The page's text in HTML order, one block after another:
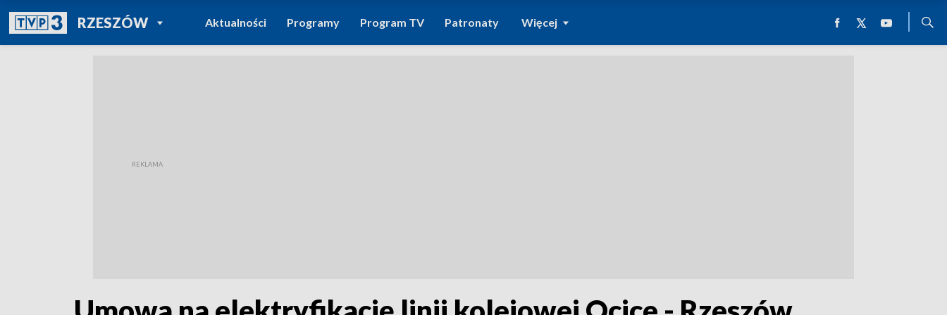
RZESZÓWPOWRÓT DO
TVP REGIONY
Aktualności Programy Program TV Patronaty Więcej